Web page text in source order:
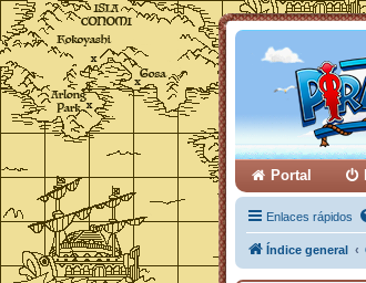
Portal
Enlaces rápidos
Índice general